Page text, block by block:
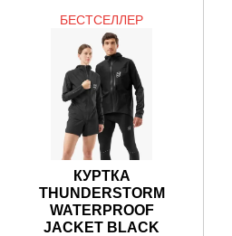
КУРТКА
THUNDERSTORM
WATERPROOF
JACKET BLACK
БЕСТСЕЛЛЕР